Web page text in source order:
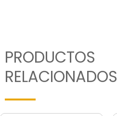
PRODUCTOS
RELACIONADOS